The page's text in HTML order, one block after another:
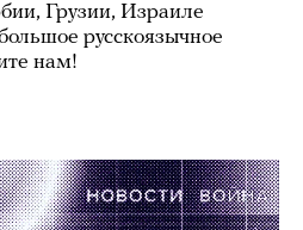
Грузии, Израиле
русскоязычное
нам!